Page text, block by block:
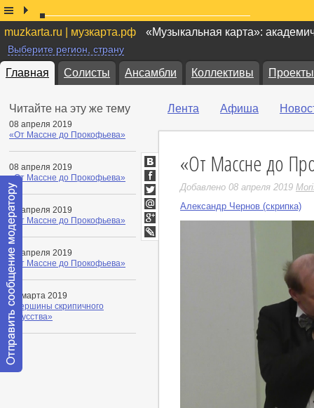
muzkarta.ru | музкарта.рф «Музыкальная карта»:
Выберите регион, страну
Главная Солисты Ансамбли Коллективы Проекты
Читайте на эту же тему
08 апреля 2019
«От Массне до Прокофьева»
08 апреля 2019
«От Массне до Прокофьева»
08 апреля 2019
«От Массне до Прокофьева»
08 апреля 2019
«От Массне до Прокофьева»
22 марта 2019
«Вершины скрипичного
искусства»
Лента Афиша
«От Массне до
Добавлено 08 апреля 2019
Александр Чернов (скрипка)
ВКонтакте
Facebook
Twitter
Мой
Мир
Google+
LiveJournal